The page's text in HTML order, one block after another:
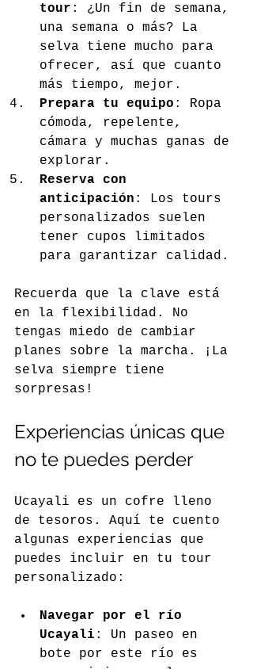
tour : ¿Un fin de semana,
una semana o más? La
selva tiene mucho para
ofrecer, así que cuanto
más tiempo, mejor.
Prepara tu equipo : Ropa
cómoda, repelente,
cámara y muchas ganas de
explorar.
Reserva con
anticipación : Los tours
personalizados suelen
tener cupos limitados
para garantizar calidad.
Recuerda que la clave está
en la flexibilidad. No
tengas miedo de cambiar
planes sobre la marcha. ¡La
selva siempre tiene
sorpresas!
Experiencias únicas que
no te puedes perder
Ucayali es un cofre lleno
de tesoros. Aquí te cuento
algunas experiencias que
puedes incluir en tu tour
personalizado:
Navegar por el río
Ucayali : Un paseo en
bote por este río es